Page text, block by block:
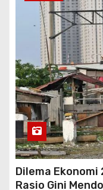
Dilema
Rasio Gini